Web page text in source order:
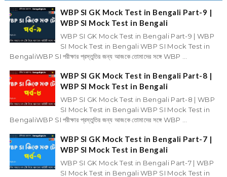
WBP SI GK Mock Test in Bengali Part-9 |
WBP SI Mock Test in Bengali
WBP SI GK Mock Test in Bengali Part-9 | WBP
SI Mock Test in Bengali WBP SI Mock Test in
BengaliWBP SI পরীক্ষার প্রস্তুতির জন্য আজকে তোমাদের সঙ্গে WBP ...
WBP SI GK Mock Test in Bengali Part-8 |
WBP SI Mock Test in Bengali
WBP SI GK Mock Test in Bengali Part-8 | WBP
SI Mock Test in Bengali WBP SI Mock Test in
BengaliWBP SI পরীক্ষার প্রস্তুতির জন্য আজকে তোমাদের সঙ্গে WBP ...
WBP SI GK Mock Test in Bengali Part-7 |
WBP SI Mock Test in Bengali
WBP SI GK Mock Test in Bengali Part-7 | WBP
SI Mock Test in Bengali WBP SI Mock Test in